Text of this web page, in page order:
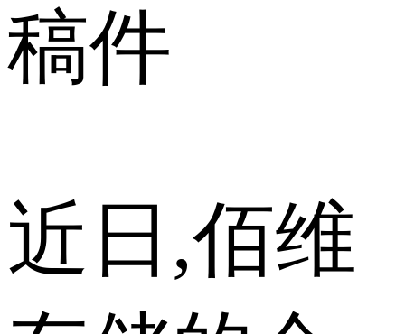
稿件
近日,佰维